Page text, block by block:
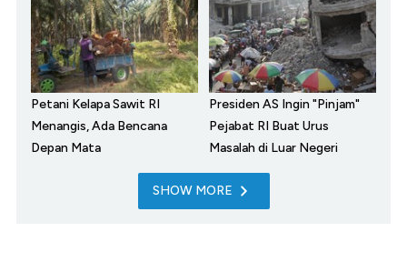
Petani Kelapa Sawit RI
Menangis, Ada Bencana
Depan Mata
Presiden AS Ingin "Pinjam"
Pejabat RI Buat Urus
Masalah di Luar Negeri
SHOW MORE